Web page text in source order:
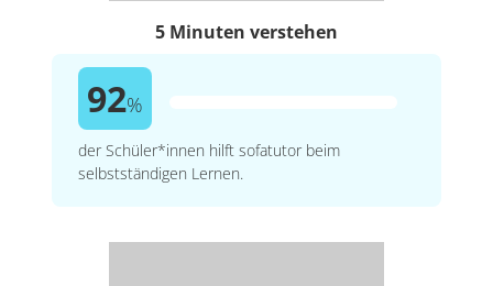
5 Minuten verstehen
92%
der Schüler*innen hilft sofatutor beim
selbstständigen Lernen.